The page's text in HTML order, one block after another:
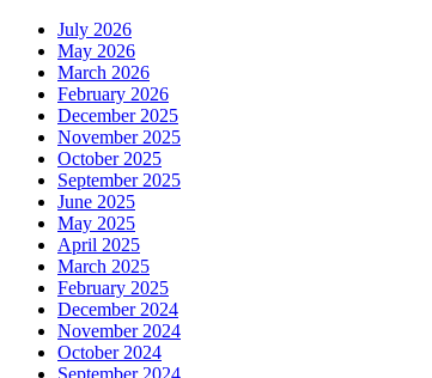
July 2026
May 2026
March 2026
February 2026
December 2025
November 2025
October 2025
September 2025
June 2025
May 2025
April 2025
March 2025
February 2025
December 2024
November 2024
October 2024
September 2024